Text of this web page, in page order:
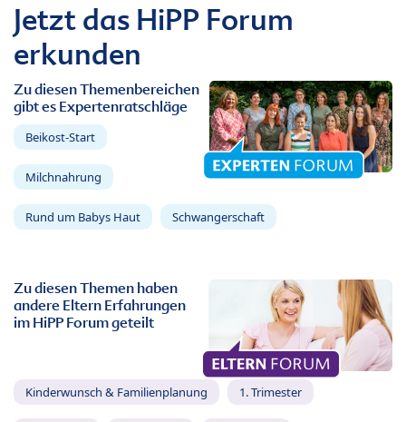
Jetzt das HiPP Forum
erkunden
Zu diesen Themenbereichen
gibt es Expertenratschläge
Beikost-Start
Milchnahrung
Rund um Babys Haut Schwangerschaft
Zu diesen Themen haben
andere Eltern Erfahrungen
im HiPP Forum geteilt
Kinderwunsch & Familienplanung 1. Trimester